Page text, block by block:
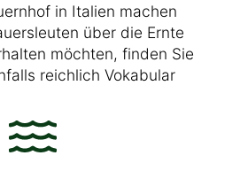
in Italien machen
über die Ernte
möchten, finden Sie
reichlich Vokabular